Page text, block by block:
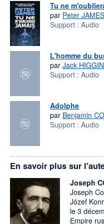
Tu ne
par Peter JAMES
Support : Audio
L'homme du
par Jack
Support : Audio
Adolphe
par Benjamin
Support : Audio
En savoir plus sur
Joseph
Joseph
Józef
le 3
Empire